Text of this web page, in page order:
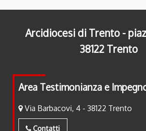
Arcidiocesi di Trento -
38122 Trento
Area Testimonianza e
Via Barbacovi, 4 - 38122 Trento
Contatti